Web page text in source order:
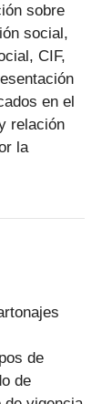
sobre
social,
CIF,
en el
relación
la
de
de